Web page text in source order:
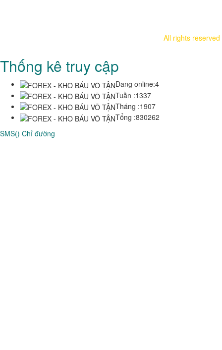
All rights reserved
Thống kê truy cập
Đang online:4
Tuần :1337
Tháng :1907
Tổng :830262
SMS() Chỉ đường